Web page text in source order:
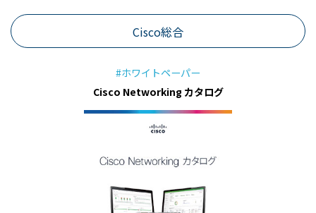
Cisco総合
#ホワイトペーパー
Cisco Networking カタログ